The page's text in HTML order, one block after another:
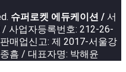
슈퍼로켓 에듀케이션 / 서
사업자등록번호: 212-26-
매업신고: 제 2017-서울강
흠 / 대표자명: 박해윤